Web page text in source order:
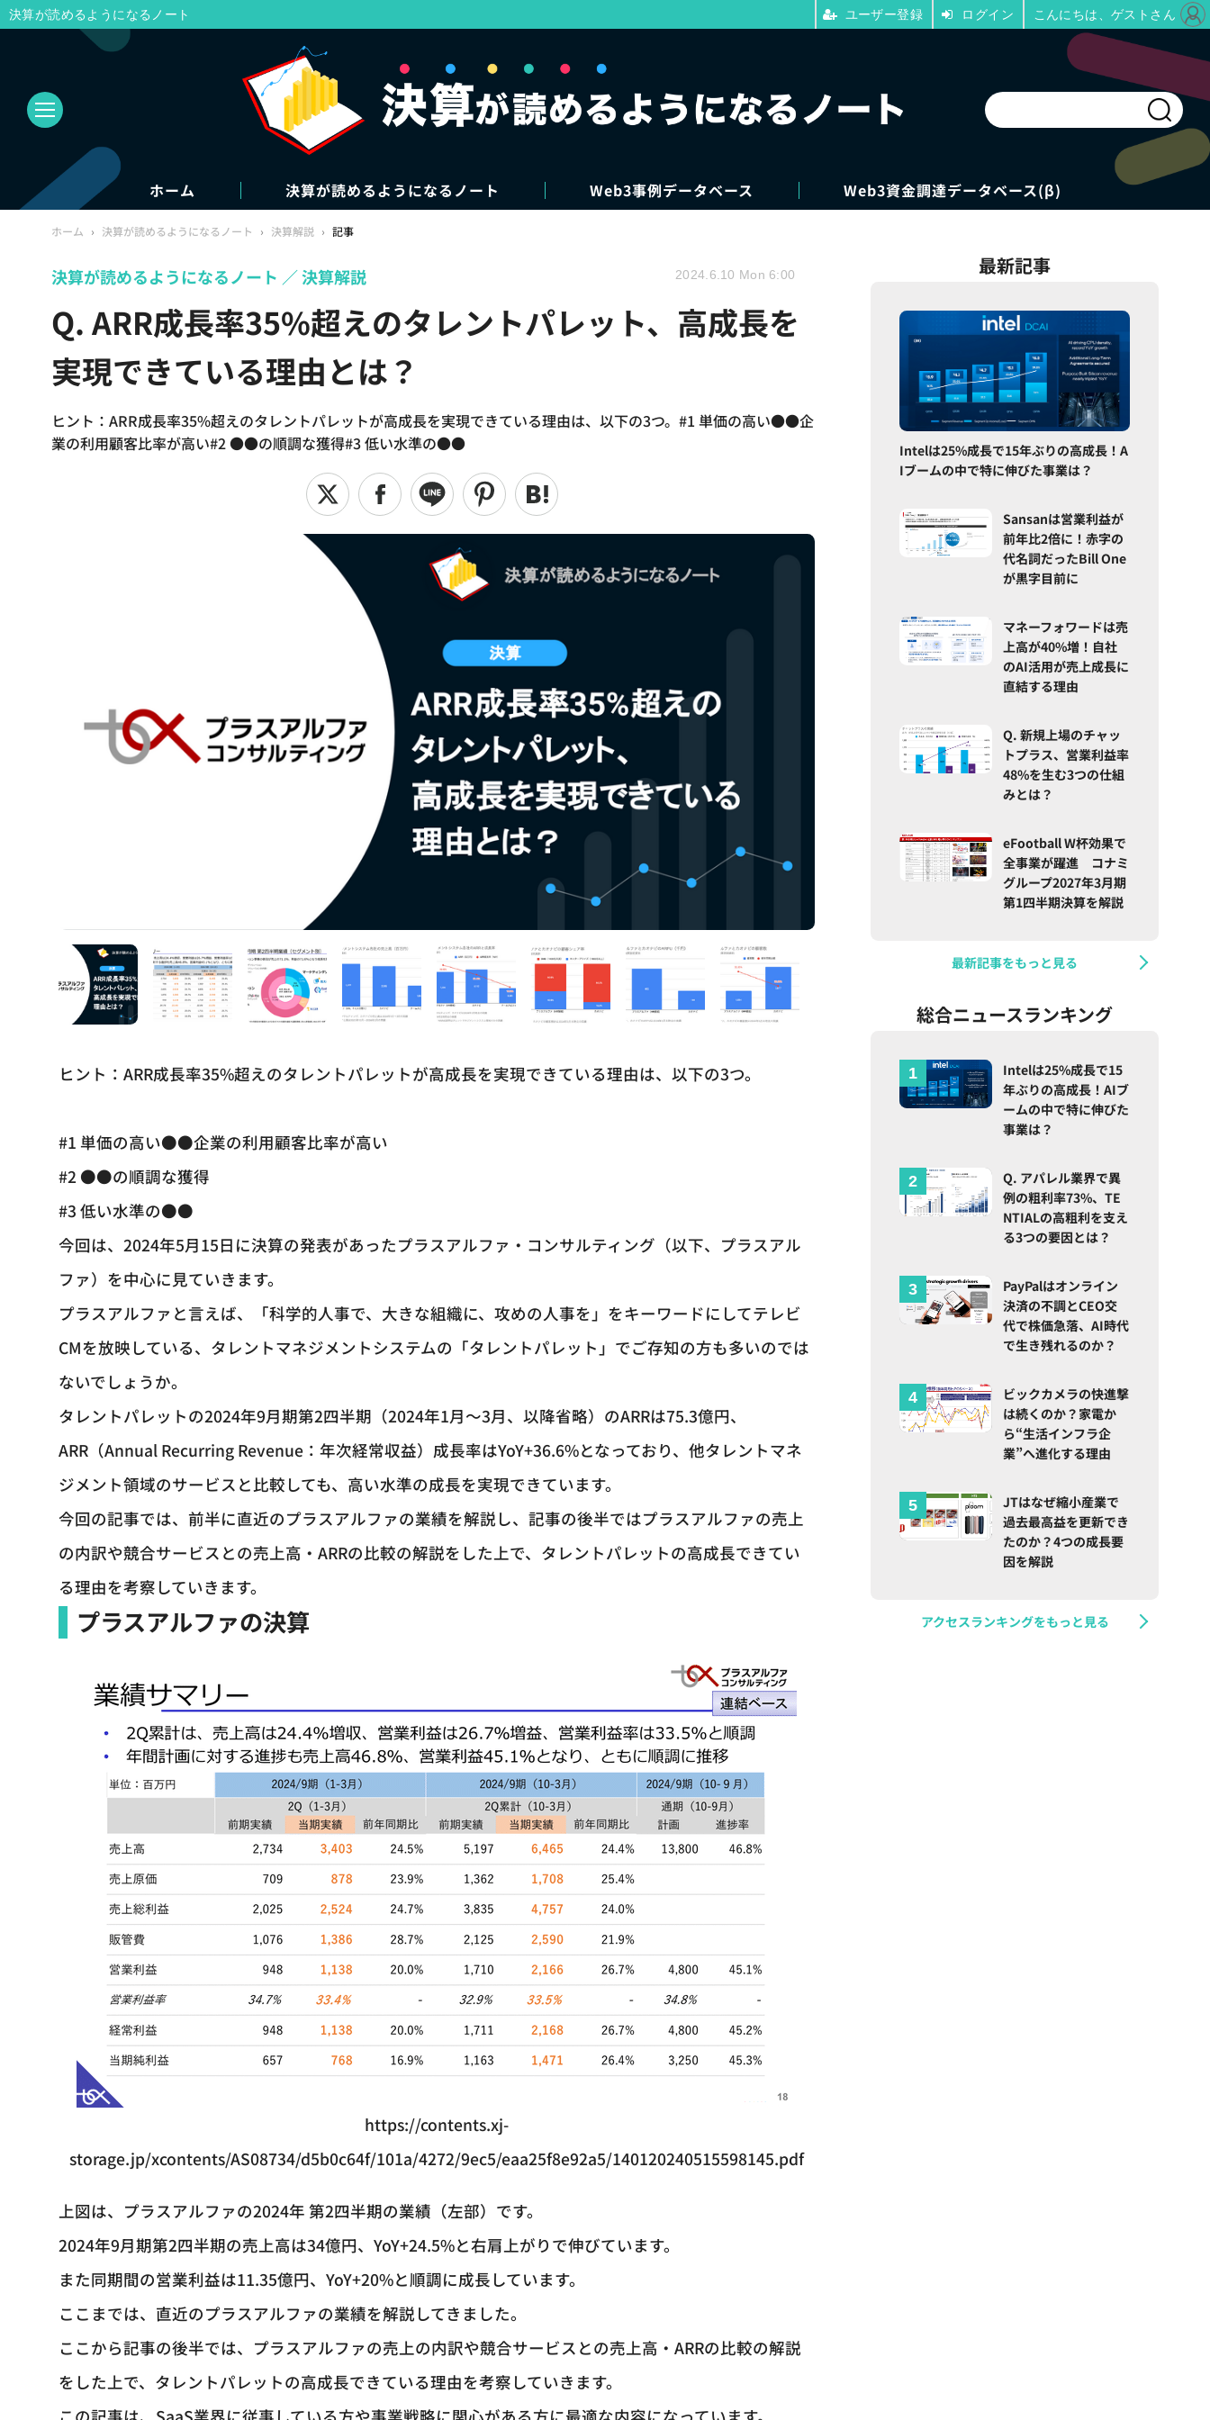
ホーム 決算が読めるようになるノート Web3事例データベース Web3資金調達データベース(β)
ホーム › 決算が読めるようになるノート › 決算解説 › 記事
Q. ARR成長率35%超えのタレントパレット、高成長を
実現できている理由とは？
ヒント：ARR成長率35%超えのタレントパレットが高成長を実現できている理由は、以下の3つ。#1 単価の高い●●企
業の利用顧客比率が高い#2 ●●の順調な獲得#3 低い水準の●●
決算が読めるようになるノート 決算解説 2024.6.10 Mon 6:00
ヒント：ARR成長率35%超えのタレントパレットが高成長を実現できている理由は、以下の3つ。
#1 単価の高い●●企業の利用顧客比率が高い
#2 ●●の順調な獲得
#3 低い水準の●●
今回は、2024年5月15日に決算の発表があったプラスアルファ・コンサルティング（以下、プラスアル
ファ）を中心に見ていきます。
プラスアルファと言えば、「科学的人事で、大きな組織に、攻めの人事を」をキーワードにしてテレビ
CMを放映している、タレントマネジメントシステムの「タレントパレット」でご存知の方も多いのでは
ないでしょうか。
タレントパレットの2024年9月期第2四半期（2024年1月～3月、以降省略）のARRは75.3億円、
ARR（Annual Recurring Revenue：年次経常収益）成長率はYoY+36.6%となっており、他タレントマネ
ジメント領域のサービスと比較しても、高い水準の成長を実現できています。
今回の記事では、前半に直近のプラスアルファの業績を解説し、記事の後半ではプラスアルファの売上
の内訳や競合サービスとの売上高・ARRの比較の解説をした上で、タレントパレットの高成長できてい
る理由を考察していきます。
プラスアルファの決算
https://contents.xj-
storage.jp/xcontents/AS08734/d5b0c64f/101a/4272/9ec5/eaa25f8e92a5/140120240515598145.pdf
上図は、プラスアルファの2024年 第2四半期の業績（左部）です。
2024年9月期第2四半期の売上高は34億円、YoY+24.5%と右肩上がりで伸びています。
また同期間の営業利益は11.35億円、YoY+20%と順調に成長しています。
ここまでは、直近のプラスアルファの業績を解説してきました。
ここから記事の後半では、プラスアルファの売上の内訳や競合サービスとの売上高・ARRの比較の解説
をした上で、タレントパレットの高成長できている理由を考察していきます。
最新記事
Intelは25%成長で15年ぶりの高成長！A
Iブームの中で特に伸びた事業は？
Sansanは営業利益が
前年比2倍に！赤字の
代名詞だったBill One
が黒字目前に
マネーフォワードは売
上高が40%増！自社
のAI活用が売上成長に
直結する理由
Q. 新規上場のチャッ
トプラス、営業利益率
48%を生む3つの仕組
みとは？
eFootball W杯効果で
全事業が躍進 コナミ
グループ2027年3月期
第1四半期決算を解説
最新記事をもっと見る
総合ニュースランキング
Intelは25%成長で15
年ぶりの高成長！AIブ
ームの中で特に伸びた
事業は？
Q. アパレル業界で異
例の粗利率73%、TE
NTIALの高粗利を支え
る3つの要因とは？
PayPalはオンライン
決済の不調とCEO交
代で株価急落、AI時代
で生き残れるのか？
ビックカメラの快進撃
は続くのか？家電か
ら“生活インフラ企
業”へ進化する理由
JTはなぜ縮小産業で
過去最高益を更新でき
たのか？4つの成長要
因を解説
アクセスランキングをもっと見る
決算が読めるようになるノート ユーザー登録 ログイン こんにちは、ゲストさん